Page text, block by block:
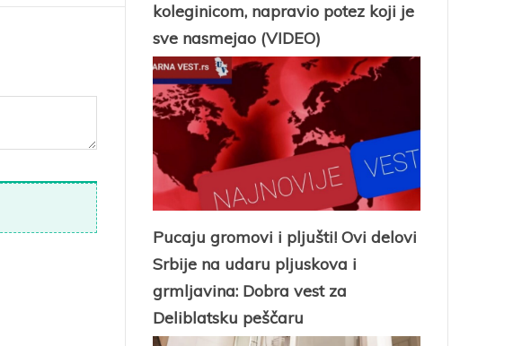
koleginicom, napravio potez koji je
sve nasmejao (VIDEO)
Pucaju gromovi i pljušti! Ovi delovi
Srbije na udaru pljuskova i
grmljavina: Dobra vest za
Deliblatsku peščaru